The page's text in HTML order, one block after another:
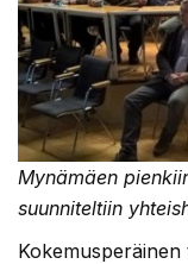
Mynämäen
suunniteltiin